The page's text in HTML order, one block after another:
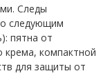
Следы
следующим
пятна от
крема, компактной
для защиты от